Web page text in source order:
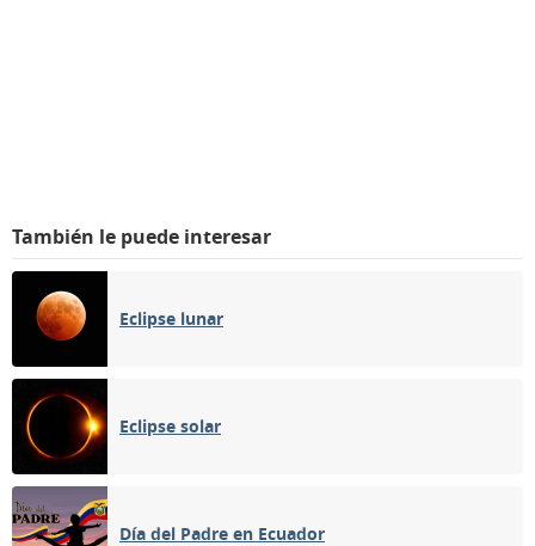
También le puede interesar
Eclipse lunar
Eclipse solar
Día del Padre en Ecuador